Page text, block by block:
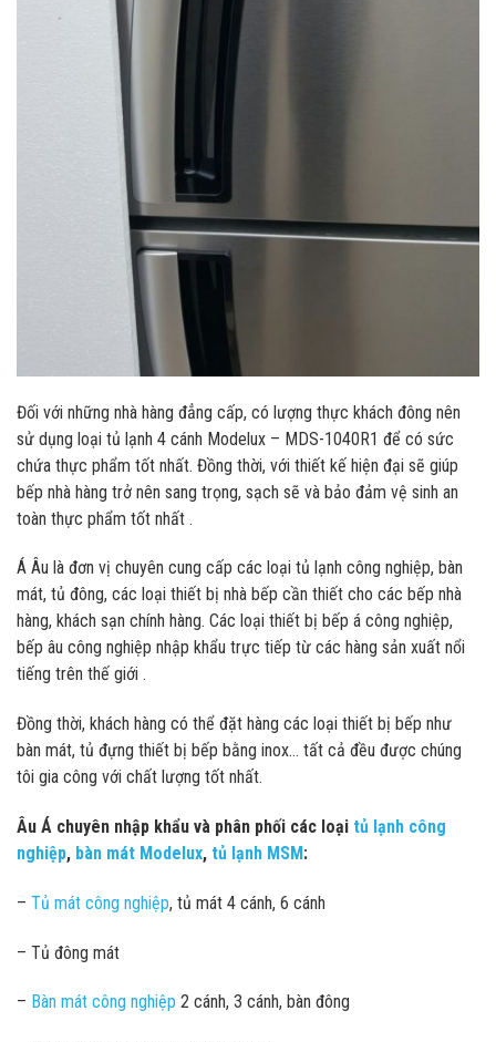
Đối với những nhà hàng đẳng cấp, có lượng thực khách đông nên
sử dụng loại tủ lạnh 4 cánh Modelux – MDS-1040R1 để có sức
chứa thực phẩm tốt nhất. Đồng thời, với thiết kế hiện đại sẽ giúp
bếp nhà hàng trở nên sang trọng, sạch sẽ và bảo đảm vệ sinh an
toàn thực phẩm tốt nhất .
Á Âu là đơn vị chuyên cung cấp các loại tủ lạnh công nghiệp, bàn
mát, tủ đông, các loại thiết bị nhà bếp cần thiết cho các bếp nhà
hàng, khách sạn chính hàng. Các loại thiết bị bếp á công nghiệp,
bếp âu công nghiệp nhập khẩu trực tiếp từ các hàng sản xuất nổi
tiếng trên thế giới .
Đồng thời, khách hàng có thể đặt hàng các loại thiết bị bếp như
bàn mát, tủ đựng thiết bị bếp bằng inox… tất cả đều được chúng
tôi gia công với chất lượng tốt nhất.
Âu Á chuyên nhập khẩu và phân phối các loại tủ lạnh công
nghiệp, bàn mát Modelux, tủ lạnh MSM:
– Tủ mát công nghiệp, tủ mát 4 cánh, 6 cánh
– Tủ đông mát
– Bàn mát công nghiệp 2 cánh, 3 cánh, bàn đông